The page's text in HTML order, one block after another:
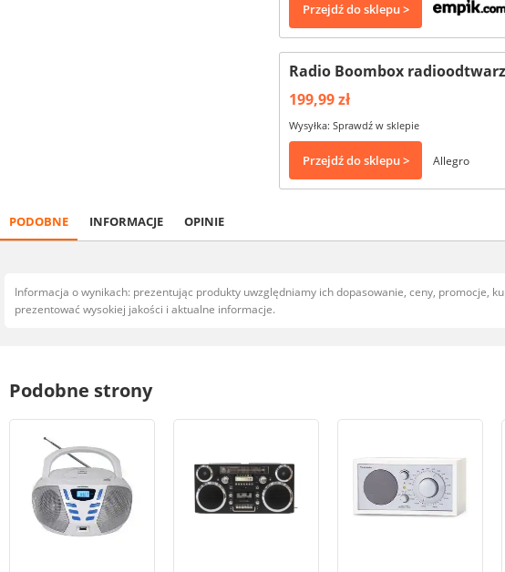
Przejdź do sklepu >
Radio Boombox
199,99 zł
Wysyłka: Sprawdź w sklepie
Przejdź do sklepu > Allegro
PODOBNE INFORMACJE OPINIE
Informacja o wynikach: prezentując produkty uwzględniamy ich dopasowanie, ceny, promocje,
prezentować wysokiej jakości i aktualne informacje.
Podobne strony